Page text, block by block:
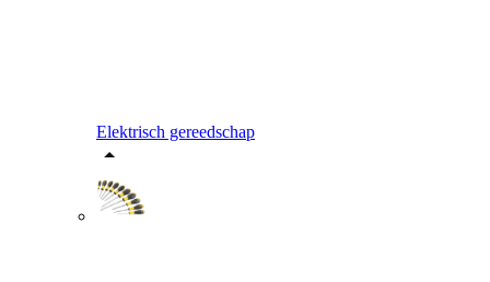
Elektrisch gereedschap